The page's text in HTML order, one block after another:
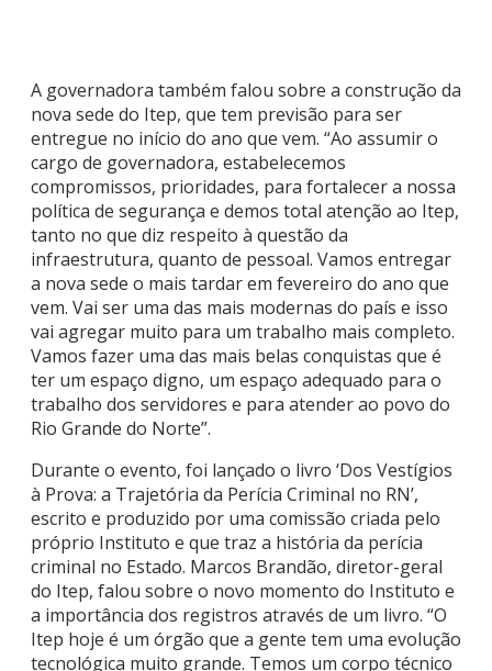
A governadora também falou sobre a construção da
nova sede do Itep, que tem previsão para ser
entregue no início do ano que vem. “Ao assumir o
cargo de governadora, estabelecemos
compromissos, prioridades, para fortalecer a nossa
política de segurança e demos total atenção ao Itep,
tanto no que diz respeito à questão da
infraestrutura, quanto de pessoal. Vamos entregar
a nova sede o mais tardar em fevereiro do ano que
vem. Vai ser uma das mais modernas do país e isso
vai agregar muito para um trabalho mais completo.
Vamos fazer uma das mais belas conquistas que é
ter um espaço digno, um espaço adequado para o
trabalho dos servidores e para atender ao povo do
Rio Grande do Norte”.
Durante o evento, foi lançado o livro ‘Dos Vestígios
à Prova: a Trajetória da Perícia Criminal no RN’,
escrito e produzido por uma comissão criada pelo
próprio Instituto e que traz a história da perícia
criminal no Estado. Marcos Brandão, diretor-geral
do Itep, falou sobre o novo momento do Instituto e
a importância dos registros através de um livro. “O
Itep hoje é um órgão que a gente tem uma evolução
tecnológica muito grande. Temos um corpo técnico